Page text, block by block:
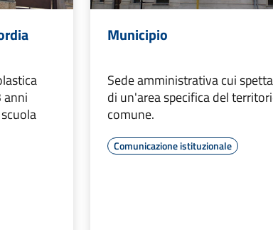
anni
Municipio
Sede amministrativa cui
di un'area specifica del
comune.
Comunicazione istituzionale